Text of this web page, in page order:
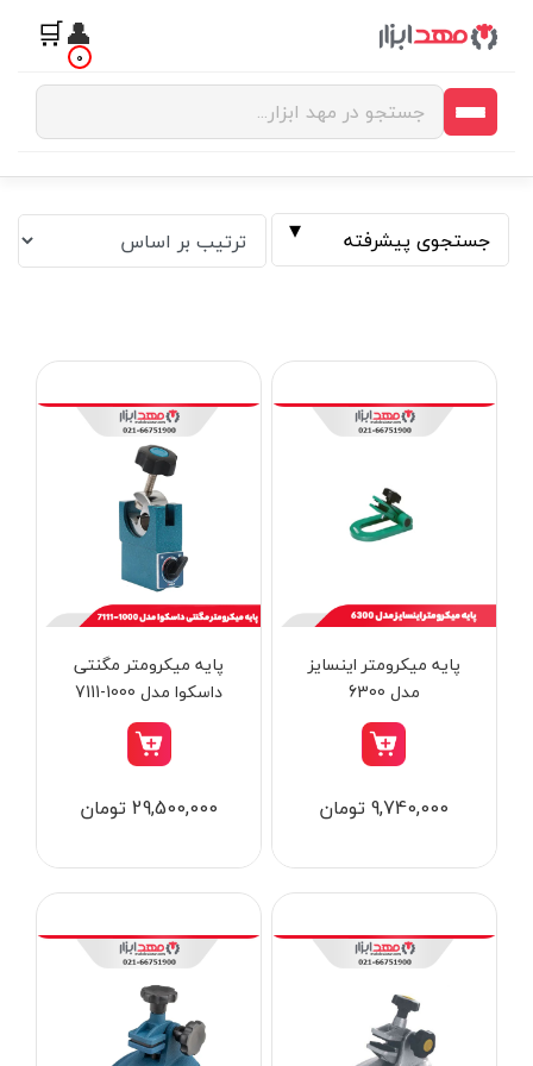
👤
🛒 0
جستجوی پیشرفته
ابزار جوش و برش
ابزار اندازه گیری دقیق و لیزری
ابزار باغبانی
ابزار نجاری
ابزار بادی
برند ها
پایه میکرومتر اینسایز
مدل 6300
9,740,000 تومان
پایه میکرومتر مگنتی
داسکوا مدل 1000-7111
29,500,000 تومان